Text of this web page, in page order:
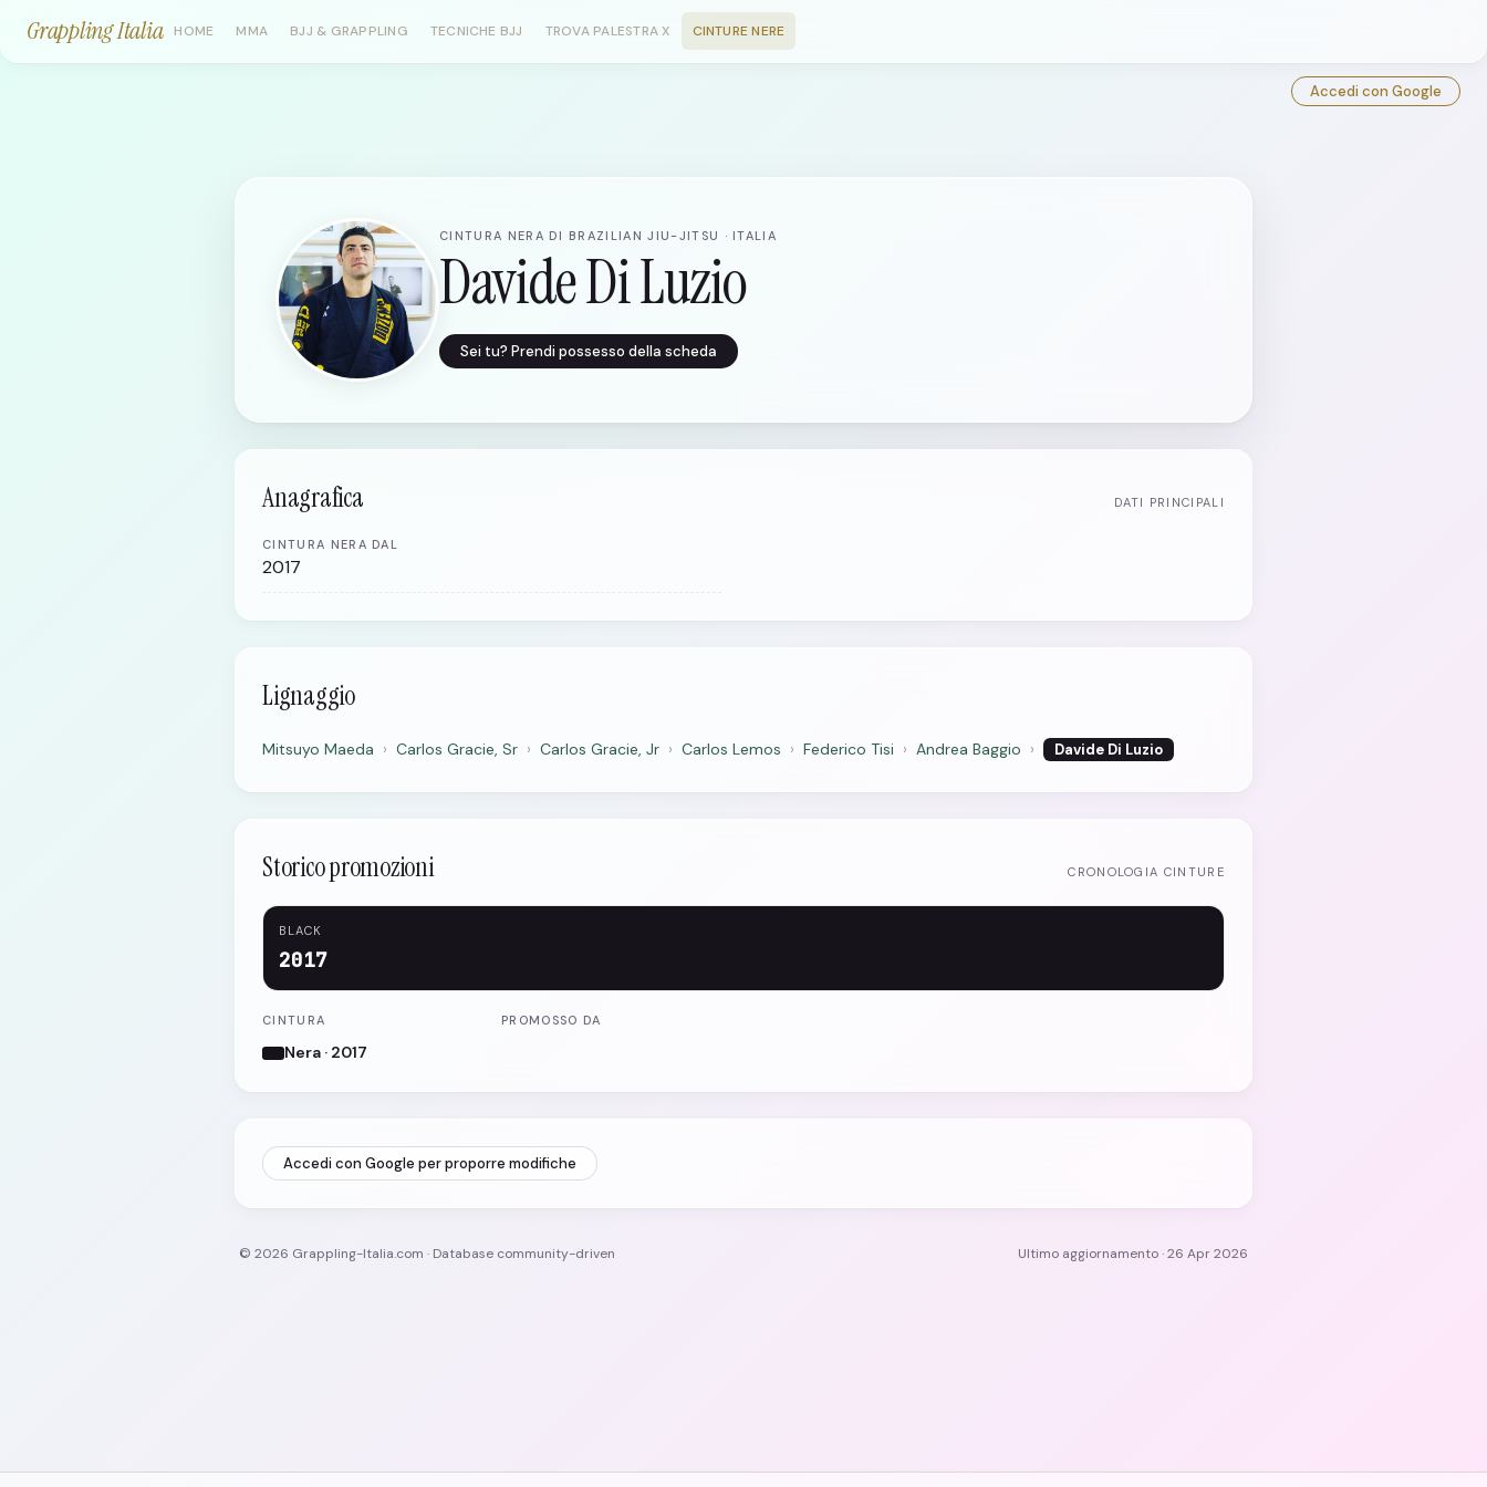
Grappling Italia HOME MMA BJJ & GRAPPLING TECNICHE BJJ TROVA PALESTRA X CINTURE NERE
Accedi con Google
CINTURA NERA DI BRAZILIAN JIU-JITSU · ITALIA
Davide Di Luzio
Sei tu? Prendi possesso della scheda
Anagrafica DATI PRINCIPALI
CINTURA NERA DAL
2017
Lignaggio
Mitsuyo Maeda › Carlos Gracie, Sr › Carlos Gracie, Jr › Carlos Lemos › Federico Tisi › Andrea Baggio › Davide Di Luzio
Storico promozioni CRONOLOGIA CINTURE
BLACK
2017
CINTURA PROMOSSO DA
Nera · 2017
Accedi con Google per proporre modifiche
© 2026 Grappling-Italia.com · Database community-driven Ultimo aggiornamento · 26 Apr 2026